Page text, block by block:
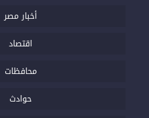
أخبار مصر
اقتصاد
محافظات
حوادث